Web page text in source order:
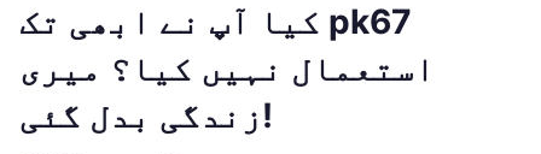
کیا آپ نے ابھی تک pk67
استعمال نہیں کیا؟ میری
زندگی بدل گئی!